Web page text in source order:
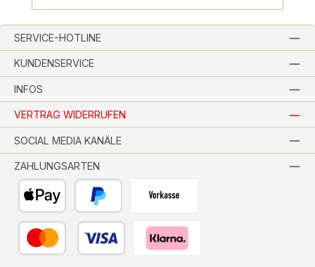
SERVICE-HOTLINE
KUNDENSERVICE
INFOS
VERTRAG WIDERRUFEN
ZAHLUNGSARTEN
SOCIAL MEDIA KANÄLE